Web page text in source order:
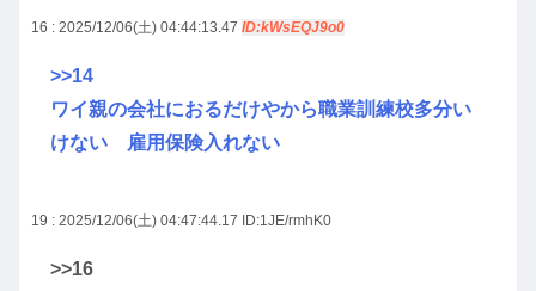
16 : 2025/12/06(土) 04:44:13.47 ID:kWsEQJ9o0
>>14
ワイ親の会社におるだけやから職業訓練校多分い
けない 雇用保険入れない
19 : 2025/12/06(土) 04:47:44.17 ID:1JE/rmhK0
>>16